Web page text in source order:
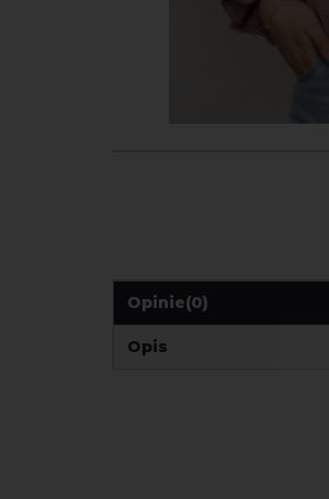
Opinie(0)
Opis